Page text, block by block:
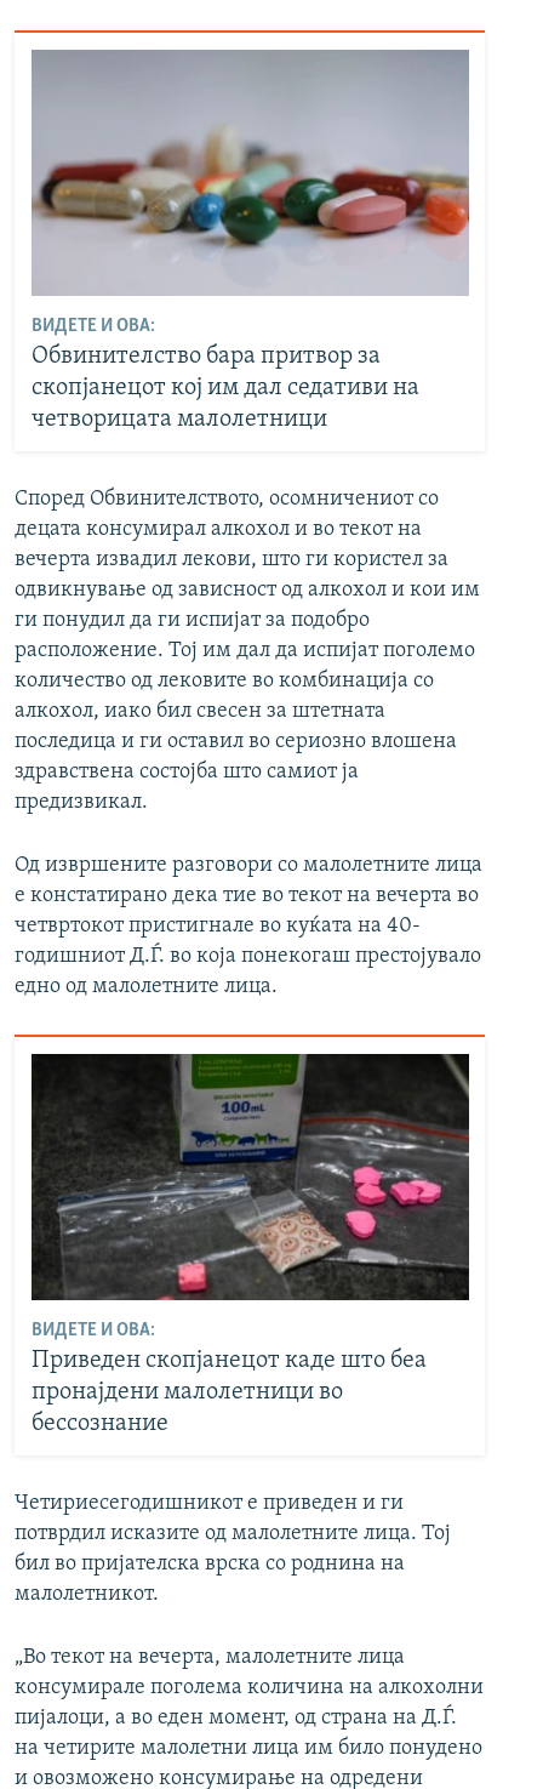
ВИДЕТЕ И ОВА:
Обвинителство бара притвор за
скопјанецот кој им дал седативи на
четворицата малолетници
Според Обвинителството, осомничениот со
децата консумирал алкохол и во текот на
вечерта извадил лекови, што ги користел за
одвикнување од зависност од алкохол и кои им
ги понудил да ги испијат за подобро
расположение. Тој им дал да испијат поголемо
количество од лековите во комбинација со
алкохол, иако бил свесен за штетната
последица и ги оставил во сериозно влошена
здравствена состојба што самиот ја
предизвикал.
Од извршените разговори со малолетните лица
е констатирано дека тие во текот на вечерта во
четвртокот пристигнале во куќата на 40-
годишниот Д.Ѓ. во која понекогаш престојувало
едно од малолетните лица.
ВИДЕТЕ И ОВА:
Приведен скопјанецот каде што беа
пронајдени малолетници во
бессознание
Четириесегодишникот е приведен и ги
потврдил исказите од малолетните лица. Тој
бил во пријателска врска со роднина на
малолетникот.
„Во текот на вечерта, малолетните лица
консумирале поголема количина на алкохолни
пијалоци, а во еден момент, од страна на Д.Ѓ.
на четирите малолетни лица им било понудено
и овозможено консумирање на одредени